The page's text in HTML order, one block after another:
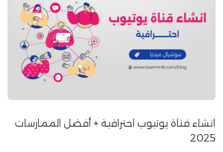
انشاء قناة يوتيوب احترافية + أفضل الممارسات
2025